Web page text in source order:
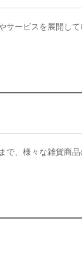
サービスを展開して
、様々な雑貨商品